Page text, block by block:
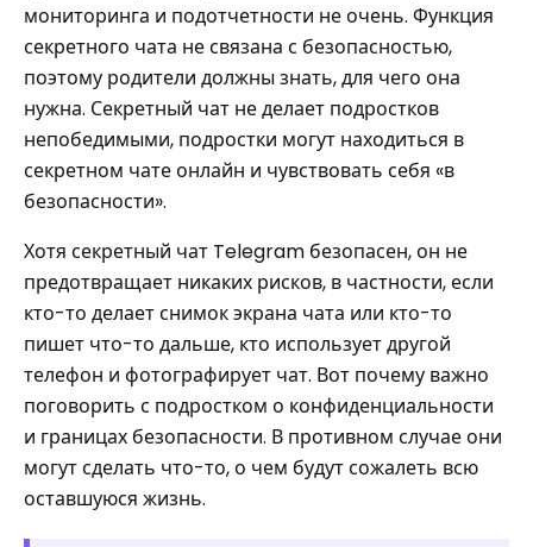
мониторинга и подотчетности не очень. Функция
секретного чата не связана с безопасностью,
поэтому родители должны знать, для чего она
нужна. Секретный чат не делает подростков
непобедимыми, подростки могут находиться в
секретном чате онлайн и чувствовать себя «в
безопасности».
Хотя секретный чат Telegram безопасен, он не
предотвращает никаких рисков, в частности, если
кто-то делает снимок экрана чата или кто-то
пишет что-то дальше, кто использует другой
телефон и фотографирует чат. Вот почему важно
поговорить с подростком о конфиденциальности
и границах безопасности. В противном случае они
могут сделать что-то, о чем будут сожалеть всю
оставшуюся жизнь.